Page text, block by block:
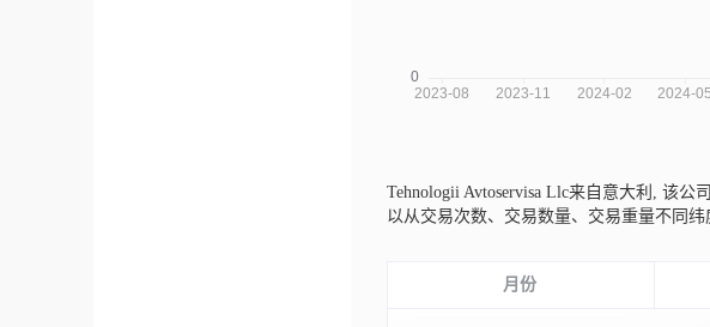
Tehnologii Avtoservisa Llc来自意大利, 该公
以从交易次数、交易数量、交易重量不同
月份